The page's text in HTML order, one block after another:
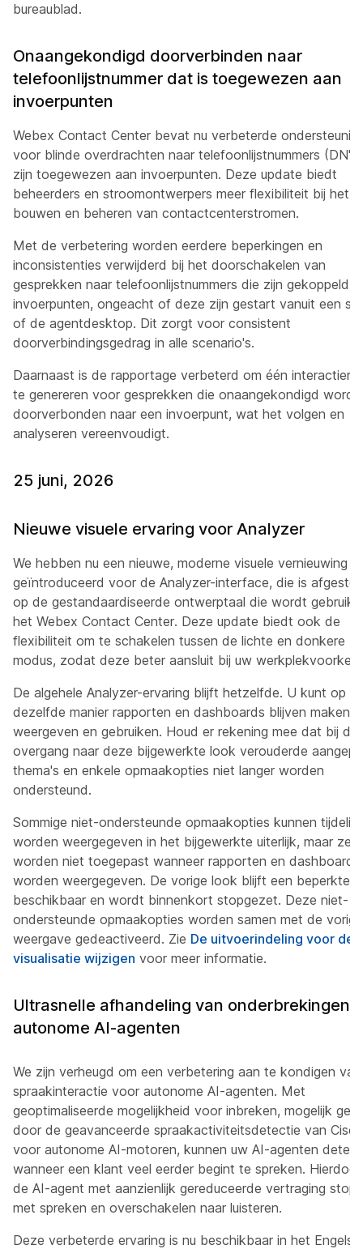
bureaublad.
Onaangekondigd doorverbinden naar
telefoonlijstnummer dat is toegewezen aan
invoerpunten
Webex Contact Center bevat nu verbeterde
voor blinde overdrachten naar telefoonlijstnummers
zijn toegewezen aan invoerpunten. Deze update biedt
beheerders en stroomontwerpers meer flexibiliteit bij het
bouwen en beheren van contactcenterstromen.
Met de verbetering worden eerdere beperkingen en
inconsistenties verwijderd bij het doorschakelen van
gesprekken naar telefoonlijstnummers die zijn gekoppeld
invoerpunten, ongeacht of deze zijn gestart vanuit een
of de agentdesktop. Dit zorgt voor consistent
doorverbindingsgedrag in alle scenario's.
Daarnaast is de rapportage verbeterd om één
te genereren voor gesprekken die onaangekondigd
doorverbonden naar een invoerpunt, wat het volgen en
analyseren vereenvoudigt.
25 juni, 2026
Nieuwe visuele ervaring voor Analyzer
We hebben nu een nieuwe, moderne visuele vernieuwing
geïntroduceerd voor de Analyzer-interface, die is
op de gestandaardiseerde ontwerptaal die wordt gebruikt
het Webex Contact Center. Deze update biedt ook de
flexibiliteit om te schakelen tussen de lichte en donkere
modus, zodat deze beter aansluit bij uw
De algehele Analyzer-ervaring blijft hetzelfde. U kunt op
dezelfde manier rapporten en dashboards blijven maken,
weergeven en gebruiken. Houd er rekening mee dat bij de
overgang naar deze bijgewerkte look verouderde
thema's en enkele opmaakopties niet langer worden
ondersteund.
Sommige niet-ondersteunde opmaakopties kunnen tijdelijk
worden weergegeven in het bijgewerkte uiterlijk, maar ze
worden niet toegepast wanneer rapporten en dashboards
worden weergegeven. De vorige look blijft een beperkte
beschikbaar en wordt binnenkort stopgezet. Deze niet-
ondersteunde opmaakopties worden samen met de vorige
weergave gedeactiveerd. Zie De uitvoerindeling voor de
visualisatie wijzigen voor meer informatie.
Ultrasnelle afhandeling van onderbrekingen
autonome AI-agenten
We zijn verheugd om een verbetering aan te kondigen
spraakinteractie voor autonome AI-agenten. Met
geoptimaliseerde mogelijkheid voor inbreken, mogelijk
door de geavanceerde spraakactiviteitsdetectie van Cisco
voor autonome AI-motoren, kunnen uw AI-agenten
wanneer een klant veel eerder begint te spreken.
de AI-agent met aanzienlijk gereduceerde vertraging
met spreken en overschakelen naar luisteren.
Deze verbeterde ervaring is nu beschikbaar in het Engels